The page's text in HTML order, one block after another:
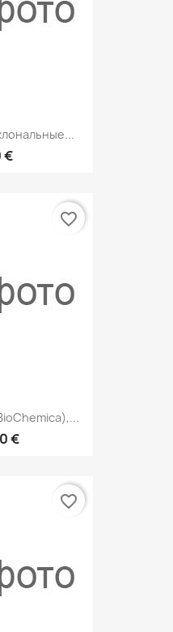
€
€
favorite_border
favorite_border